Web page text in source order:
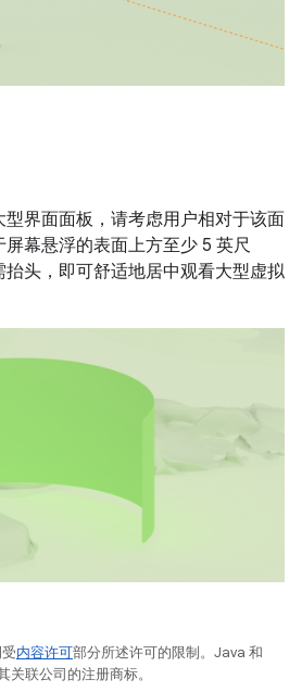
界面面板，请考虑用户相对于该面
幕悬浮的表面上方至少 5 英尺
头，即可舒适地居中观看大型虚拟
内容许可部分所述许可的限制。Java 和
联公司的注册商标。